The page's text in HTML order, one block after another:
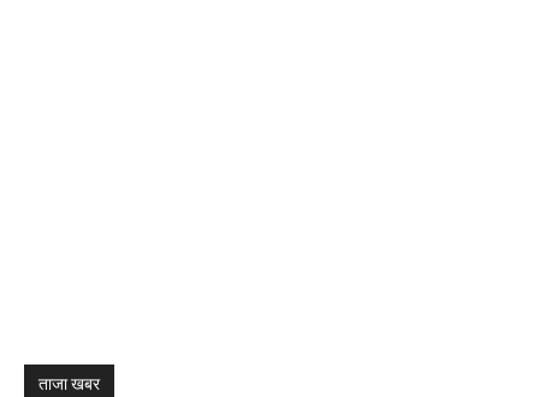
ताजा खबर